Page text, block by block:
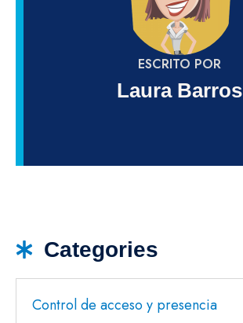
ESCRITO POR
Laura Barros
Categories
Control de acceso y presencia